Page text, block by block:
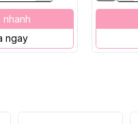
nhanh
ngay